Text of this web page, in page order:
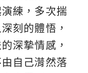
練，多次揣
刻的體悟，
深摯情感，
自己潸然落